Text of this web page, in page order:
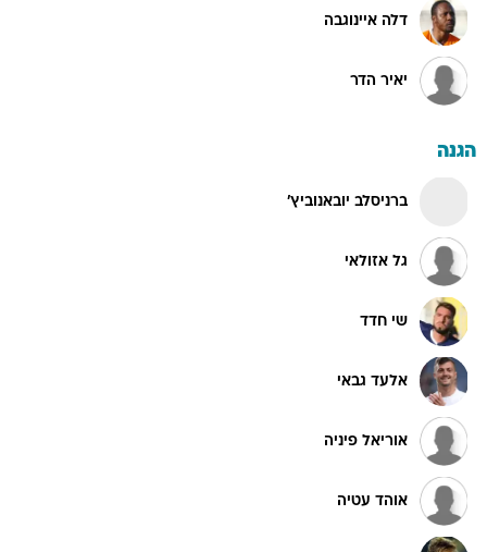
דלה איינוגבה
יאיר הדר
הגנה
ברניסלב יובאנוביץ'
גל אזולאי
שי חדד
אלעד גבאי
אוריאל פיניה
אוהד עטיה